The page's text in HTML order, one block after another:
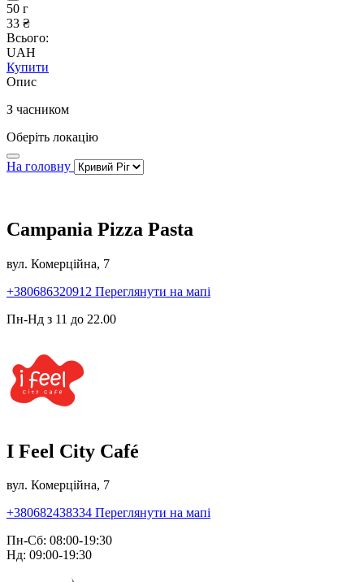
50 г
33 ₴
Всього:
UAH
Купити
Опис
З часником
Оберіть локацію
На головну
Campania Pizza Pasta
вул. Комерційна, 7
+380686320912 Переглянути на мапі
Пн-Нд з 11 до 22.00
I Feel City Café
вул. Комерційна, 7
+380682438334 Переглянути на мапі
Пн-Сб: 08:00-19:30
Нд: 09:00-19:30